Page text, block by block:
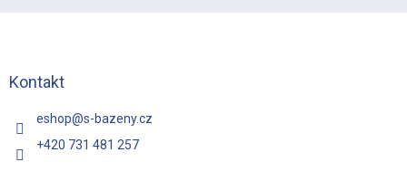
Kontakt
eshop@s-bazeny.cz
+420 731 481 257